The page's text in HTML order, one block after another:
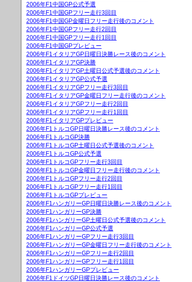
2006年F1中国GP公式予選
2006年F1中国GPフリー走行3回目
2006年F1中国GP金曜日フリー走行後のコメント
2006年F1中国GPフリー走行2回目
2006年F1中国GPフリー走行1回目
2006年F1中国GPプレビュー
2006年F1イタリアGP日曜日決勝レース後のコメント
2006年F1イタリアGP決勝
2006年F1イタリアGP土曜日公式予選後のコメント
2006年F1イタリアGP公式予選
2006年F1イタリアGPフリー走行3回目
2006年F1イタリアGP金曜日フリー走行後のコメント
2006年F1イタリアGPフリー走行2回目
2006年F1イタリアGPフリー走行1回目
2006年F1イタリアGPプレビュー
2006年F1トルコGP日曜日決勝レース後のコメント
2006年F1トルコGP決勝
2006年F1トルコGP土曜日公式予選後のコメント
2006年F1トルコGP公式予選
2006年F1トルコGPフリー走行3回目
2006年F1トルコGP金曜日フリー走行後のコメント
2006年F1トルコGPフリー走行2回目
2006年F1トルコGPフリー走行1回目
2006年F1トルコGPプレビュー
2006年F1ハンガリーGP日曜日決勝レース後のコメント
2006年F1ハンガリーGP決勝
2006年F1ハンガリーGP土曜日公式予選後のコメント
2006年F1ハンガリーGP公式予選
2006年F1ハンガリーGPフリー走行3回目
2006年F1ハンガリーGP金曜日フリー走行後のコメント
2006年F1ハンガリーGPフリー走行2回目
2006年F1ハンガリーGPフリー走行1回目
2006年F1ハンガリーGPプレビュー
2006年F1ドイツGP日曜日決勝レース後のコメント